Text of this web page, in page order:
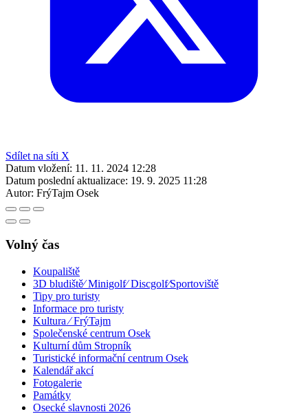
Sdílet na síti X
Datum vložení: 11. 11. 2024 12:28
Datum poslední aktualizace: 19. 9. 2025 11:28
Autor: FrýTajm Osek
Volný čas
Koupaliště
3D bludiště⁄ Minigolf⁄ Discgolf⁄Sportoviště
Tipy pro turisty
Informace pro turisty
Kultura ⁄ FrýTajm
Společenské centrum Osek
Kulturní dům Stropník
Turistické informační centrum Osek
Kalendář akcí
Fotogalerie
Památky
Osecké slavnosti 2026